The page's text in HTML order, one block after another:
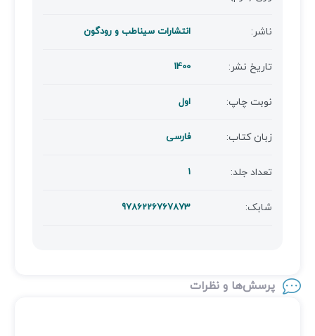
ناشر: انتشارات سیناطب و رودگون
تاریخ نشر: 1400
نوبت چاپ: اول
زبان کتاب: فارسی
تعداد جلد: 1
شابک: 9786226767873
پرسش‌ها و نظرات